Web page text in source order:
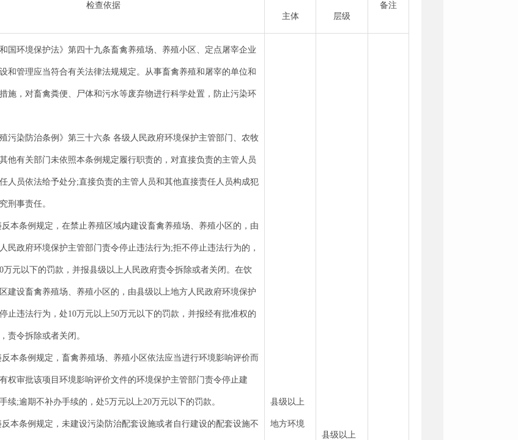
检查依据
主体 层级
备注
和国环境保护法》第四十九条畜禽养殖场、养殖小区、定点屠宰企业
和管理应当符合有关法律法规规定。从事畜禽养殖和屠宰的单位和
施，对畜禽粪便、尸体和污水等废弃物进行科学处置，防止污染环
殖污染防治条例》第三十六条 各级人民政府环境保护主管部门、农牧
他有关部门未依照本条例规定履行职责的，对直接负责的主管人员
人员依法给予处分;直接负责的主管人员和其他直接责任人员构成犯
刑事责任。
本条例规定，在禁止养殖区域内建设畜禽养殖场、养殖小区的，由
民政府环境保护主管部门责令停止违法行为;拒不停止违法行为的，
万元以下的罚款，并报县级以上人民政府责令拆除或者关闭。在饮
建设畜禽养殖场、养殖小区的，由县级以上地方人民政府环境保护
止违法行为，处10万元以上50万元以下的罚款，并报经有批准权的
责令拆除或者关闭。
本条例规定，畜禽养殖场、养殖小区依法应当进行环境影响评价而
权审批该项目环境影响评价文件的环境保护主管部门责令停止建
续;逾期不补办手续的，处5万元以上20万元以下的罚款。
本条例规定，未建设污染防治配套设施或者自行建设的配套设施不
县级以上
地方环境
县级以上